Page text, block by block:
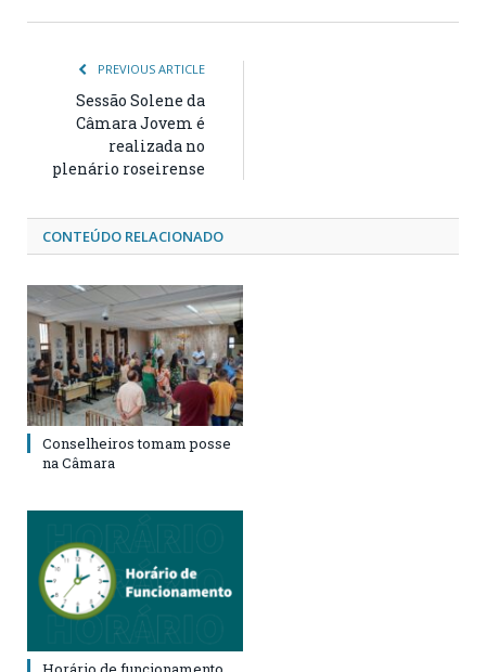
PREVIOUS ARTICLE
Sessão Solene da
Câmara Jovem é
realizada no
plenário roseirense
CONTEÚDO RELACIONADO
Conselheiros tomam posse
na Câmara